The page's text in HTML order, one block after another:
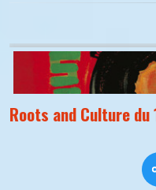
Roots and Culture du